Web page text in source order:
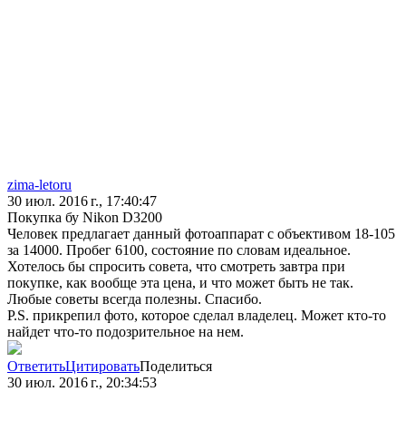
zima-letoru
30 июл. 2016 г., 17:40:47
Покупка бу Nikon D3200
Человек предлагает данный фотоаппарат с объективом 18-105
за 14000. Пробег 6100, состояние по словам идеальное.
Хотелось бы спросить совета, что смотреть завтра при
покупке, как вообще эта цена, и что может быть не так.
Любые советы всегда полезны. Спасибо.
P.S. прикрепил фото, которое сделал владелец. Может кто-то
найдет что-то подозрительное на нем.
ОтветитьЦитироватьПоделиться
30 июл. 2016 г., 20:34:53